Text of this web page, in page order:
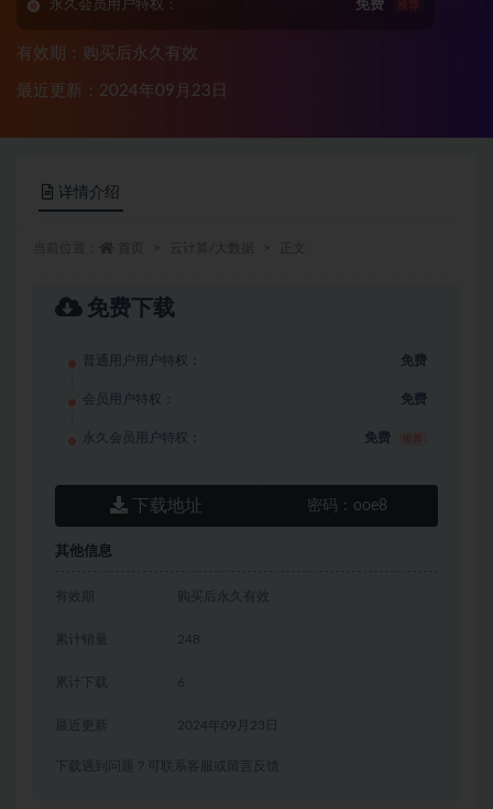
永久会员用户特权： 免费 推荐
有效期：购买后永久有效
最近更新：2024年09月23日
详情介绍
免费下载
普通用户用户特权： 免费
会员用户特权： 免费
永久会员用户特权： 免费
下载地址 密码： ooe8
其他信息
有效期 购买后永久有效
累计销量 248
累计下载 6
2024年09月23日
下载遇到问题？可联系客服或留言反馈